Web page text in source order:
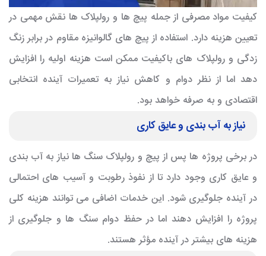
کیفیت مواد مصرفی از جمله پیچ ها و رولپلاک ها نقش مهمی در
تعیین هزینه دارد. استفاده از پیچ های گالوانیزه مقاوم در برابر زنگ
زدگی و رولپلاک های باکیفیت ممکن است هزینه اولیه را افزایش
دهد اما از نظر دوام و کاهش نیاز به تعمیرات آینده انتخابی
اقتصادی و به صرفه خواهد بود.
نیاز به آب بندی و عایق کاری
در برخی پروژه ها پس از پیچ و رولپلاک سنگ ها نیاز به آب بندی
و عایق کاری وجود دارد تا از نفوذ رطوبت و آسیب های احتمالی
در آینده جلوگیری شود. این خدمات اضافی می توانند هزینه کلی
پروژه را افزایش دهند اما در حفظ دوام سنگ ها و جلوگیری از
هزینه های بیشتر در آینده مؤثر هستند.